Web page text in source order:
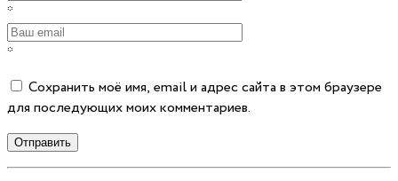
*
*
Сохранить моё имя, email и адрес сайта в этом браузере
для последующих моих комментариев.
Отправить